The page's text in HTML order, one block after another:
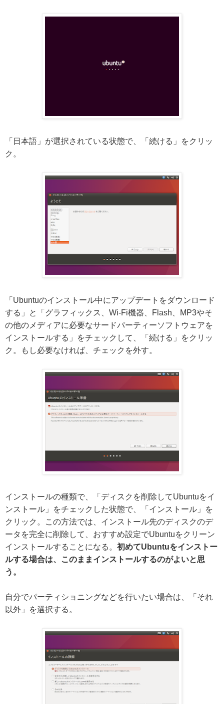
「日本語」が選択されている状態で、「続ける」をクリッ
ク。
「Ubuntuのインストール中にアップデートをダウンロード
する」と「グラフィックス、Wi-Fi機器、Flash、MP3やそ
の他のメディアに必要なサードパーティーソフトウェアを
インストールする」をチェックして、「続ける」をクリッ
ク。もし必要なければ、チェックを外す。
インストールの種類で、「ディスクを削除してUbuntuをイ
ンストール」をチェックした状態で、「インストール」を
クリック。この方法では、インストール先のディスクのデ
ータを完全に削除して、おすすめ設定でUbuntuをクリーン
インストールすることになる。 初めてUbuntuをインストー
ルする場合は、このままインストールするのがよいと思
う。
自分でパーティショニングなどを行いたい場合は、「それ
以外」を選択する。